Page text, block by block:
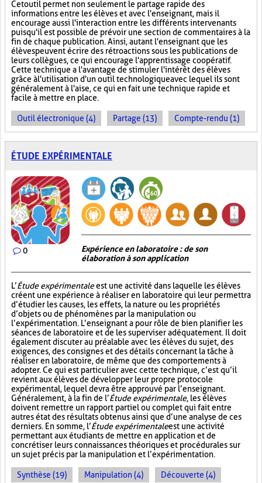
Cet outil permet non seulement le partage rapide des
informations entre les élèves et avec l'enseignant, mais il
encourage aussi l'interaction entre les différents intervenants
puisqu'il est possible de prévoir une section de commentaires à la
fin de chaque publication. Ainsi, autant l'enseignant que les
élèves peuvent écrire des rétroactions sous les publications de
leurs collègues, ce qui encourage l'apprentissage coopératif.
Cette technique a l'avantage de stimuler l'intérêt des élèves
grâce à l'utilisation d'un outil technologique avec lequel ils sont
généralement à l'aise, ce qui en fait une technique rapide et
facile à mettre en place.
Outil électronique (4) Partage (13) Compte-rendu (1)
ÉTUDE EXPÉRIMENTALE
0
Expérience en laboratoire : de son
élaboration à son application
L’Étude expérimentaleest une activité dans laquelle les élèves
créent une expérience à réaliser en laboratoire qui leur permettra
d’étudier les causes, les effets, la nature ou les propriétés
d’objets ou de phénomènes par la manipulation ou
l’expérimentation. L’enseignant a pour rôle de bien planifier les
séances de laboratoire et de les superviser adéquatement. Il doit
également discuter au préalable avec les élèves du sujet, des
exigences, des consignes et des détails concernant la tâche à
réaliser en laboratoire, de même que des comportements à
adopter. Ce qui est particulier avec cette technique, c’est qu’il
revient aux élèves de développer leur propre protocole
expérimental, lequel devra être approuvé par l’enseignant.
Généralement, à la fin de l’Étude expérimentale, les élèves
doivent remettre un rapport partiel ou complet qui fait entre
autres état des résultats obtenus ainsi que d’une analyse de ces
derniers. En somme, l’Étude expérimentaleest une activité
permettant aux étudiants de mettre en application et de
concrétiser leurs connaissances théoriques et procédurales sur
un sujet précis par la manipulation et l’expérimentation.
Synthèse (19) Manipulation (4) Découverte (4)